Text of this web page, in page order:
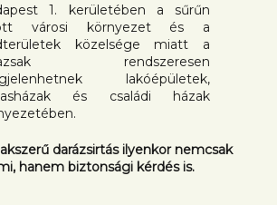
1. kerületében a sűrűn
városi környezet és a
közelsége miatt a
rendszeresen
lakóépületek,
és családi házak
darázsirtás ilyenkor nemcsak
hanem biztonsági kérdés is.